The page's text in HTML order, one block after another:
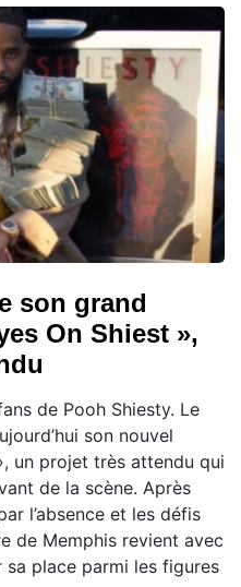
son grand
On Shiest »,
de Pooh Shiesty. Le
son nouvel
un projet très attendu qui
de la scène. Après
l’absence et les défis
de Memphis revient avec
place parmi les figures